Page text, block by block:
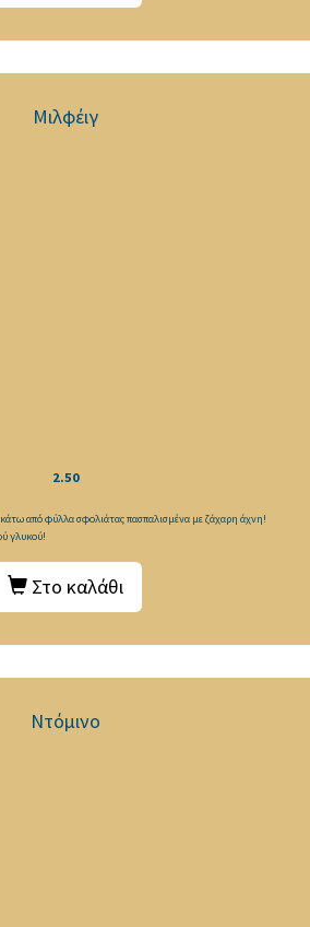
Μιλφέιγ
2.50
από φύλλα σφολιάτας πασπαλισμένα με ζάχαρη άχνη!
γλυκού!
Στο καλάθι
Ντόμινο